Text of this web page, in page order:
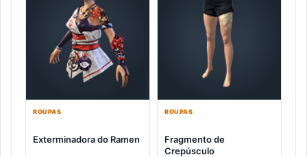
ROUPAS
Exterminadora do Ramen
ROUPAS
Fragmento de
Crepúsculo